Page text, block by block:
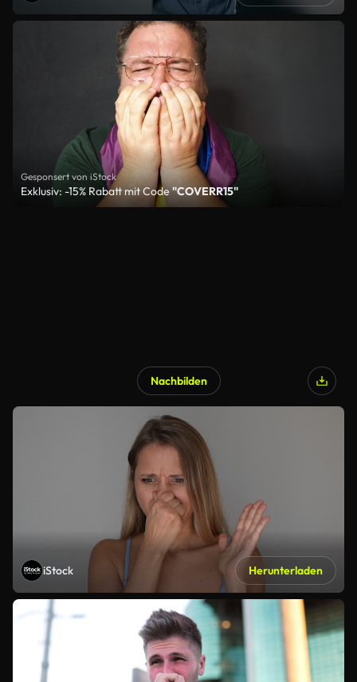
Gesponsert von iStock
Exklusiv: -15% Rabatt mit Code"COVERR15"
Nachbilden
iStock Herunterladen